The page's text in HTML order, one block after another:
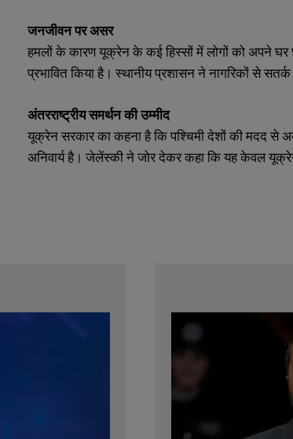
जनजीवन पर असर
हमलों के कारण यूक्रेन के कई हिस्सों में लोगों को अपने घर
प्रभावित किया है। स्थानीय प्रशासन ने नागरिकों से
अंतरराष्ट्रीय समर्थन की उम्मीद
यूक्रेन सरकार का कहना है कि पश्चिमी देशों की मदद से
अनिवार्य है। जेलेंस्की ने जोर देकर कहा कि यह केवल